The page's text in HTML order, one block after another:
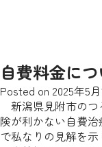
自費料金に
Posted on 2025年5
新潟県見附市のつ
険が利かない自費
で私なりの見解を示